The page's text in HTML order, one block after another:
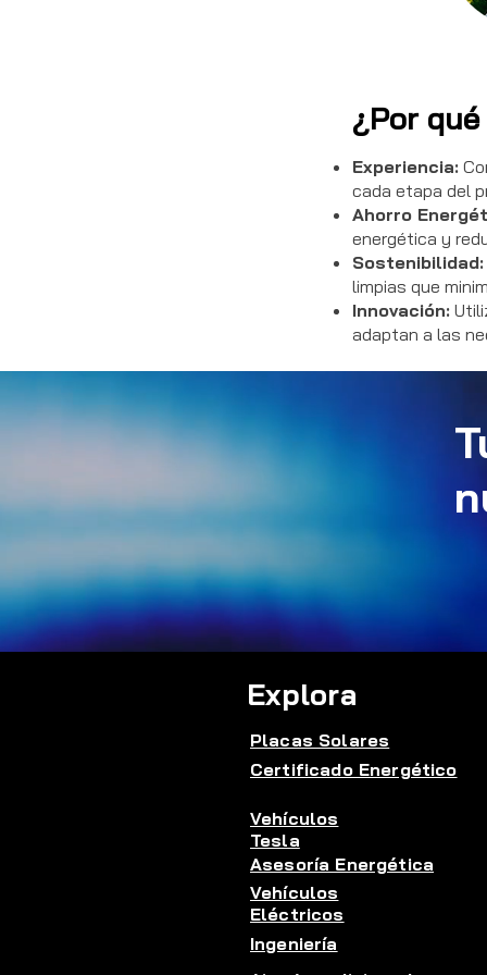
¿Por
Experiencia:
cada etapa del
Ahorro
energética y
Sostenibilidad:
limpias que
Innovación:
adaptan a las
Explora
Placas Solares
Certificado Energético
Vehículos
Tesla
Asesoría Energética
Vehículos
Eléctricos
Ingeniería